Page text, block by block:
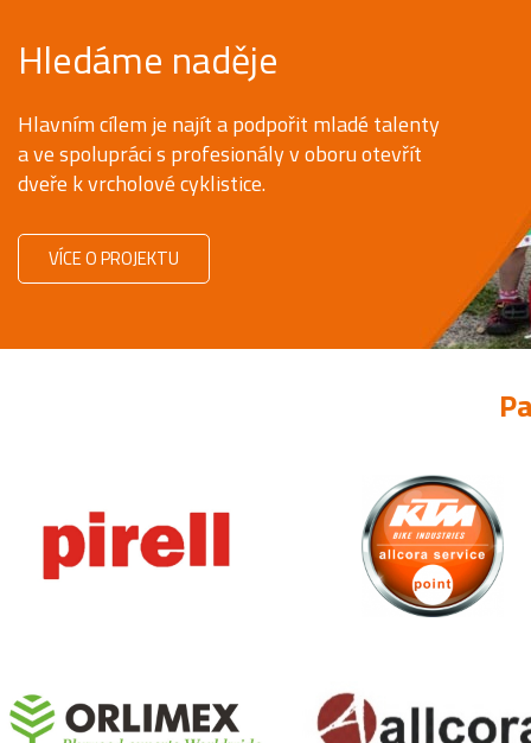
Hledáme naděje
Hlavním cílem je najít a podpořit mladé talenty
a ve spolupráci s profesionály v oboru otevřít
dveře k vrcholové cyklistice.
VÍCE O PROJEKTU